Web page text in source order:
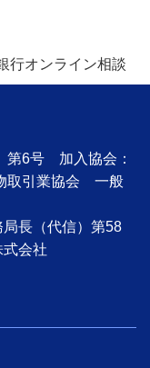
行オンライン相談
第6号 加入協会：
取引業協会 一般
長（代信）第58
会社